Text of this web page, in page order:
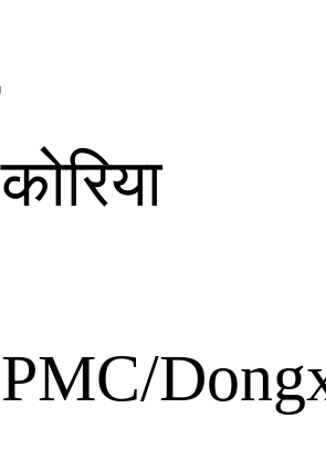
कोरिया
PMC/